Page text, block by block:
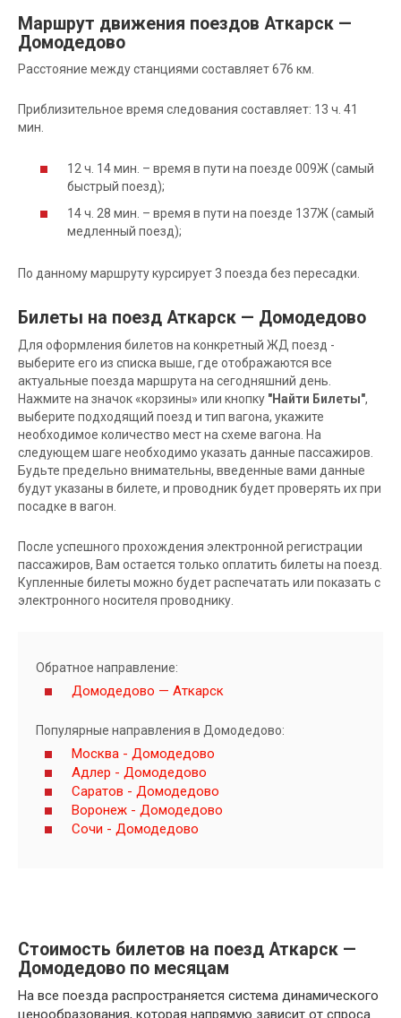
Маршрут движения поездов Аткарск —
Домодедово
Расстояние между станциями составляет 676 км.
Приблизительное время следования составляет: 13 ч. 41
мин.
12 ч. 14 мин. – время в пути на поезде 009Ж (самый
быстрый поезд);
14 ч. 28 мин. – время в пути на поезде 137Ж (самый
медленный поезд);
По данному маршруту курсирует 3 поезда без пересадки.
Билеты на поезд Аткарск — Домодедово
Для оформления билетов на конкретный ЖД поезд -
выберите его из списка выше, где отображаются все
актуальные поезда маршрута на сегодняшний день.
Нажмите на значок «корзины» или кнопку "Найти Билеты",
выберите подходящий поезд и тип вагона, укажите
необходимое количество мест на схеме вагона. На
следующем шаге необходимо указать данные пассажиров.
Будьте предельно внимательны, введенные вами данные
будут указаны в билете, и проводник будет проверять их при
посадке в вагон.
После успешного прохождения электронной регистрации
пассажиров, Вам остается только оплатить билеты на поезд.
Купленные билеты можно будет распечатать или показать с
электронного носителя проводнику.
Обратное направление:
Домодедово — Аткарск
Популярные направления в Домодедово:
Москва - Домодедово
Адлер - Домодедово
Саратов - Домодедово
Воронеж - Домодедово
Сочи - Домодедово
Стоимость билетов на поезд Аткарск —
Домодедово по месяцам
На все поезда распространяется система динамического
ценообразования, которая напрямую зависит от спроса